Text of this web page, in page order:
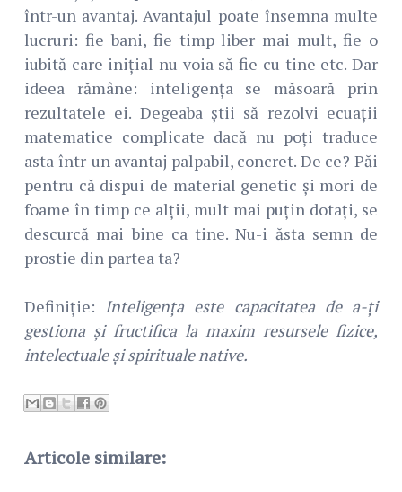
într-un avantaj. Avantajul poate însemna multe
lucruri: fie bani, fie timp liber mai mult, fie o
iubită care inițial nu voia să fie cu tine etc. Dar
ideea rămâne: inteligența se măsoară prin
rezultatele ei. Degeaba știi să rezolvi ecuații
matematice complicate dacă nu poți traduce
asta într-un avantaj palpabil, concret. De ce? Păi
pentru că dispui de material genetic și mori de
foame în timp ce alții, mult mai puțin dotați, se
descurcă mai bine ca tine. Nu-i ăsta semn de
prostie din partea ta?
Definiție: Inteligența este capacitatea de a-ți
gestiona și fructifica la maxim resursele fizice,
intelectuale și spirituale native.
Articole similare: